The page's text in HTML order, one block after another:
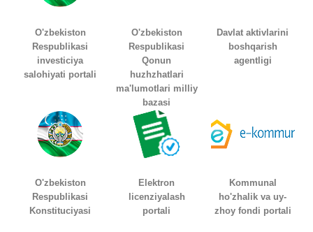
O'zbekiston
Respublikasi
investiciya
salohiyati portali
O'zbekiston
Respublikasi
Qonun
huzhzhatlari
ma'lumotlari milliy
bazasi
Davlat aktivlarini
boshqarish
agentligi
O'zbekiston
Respublikasi
Konstituciyasi
Elektron
licenziyalash
portali
Kommunal
ho'zhalik va uy-
zhoy fondi portali